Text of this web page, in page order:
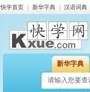
快学首页 新华字典 汉语词典
新华字典